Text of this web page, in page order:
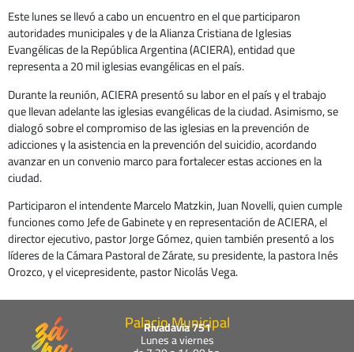
Este lunes se llevó a cabo un encuentro en el que participaron
autoridades municipales y de la Alianza Cristiana de Iglesias
Evangélicas de la República Argentina (ACIERA), entidad que
representa a 20 mil iglesias evangélicas en el país.
Durante la reunión, ACIERA presentó su labor en el país y el trabajo
que llevan adelante las iglesias evangélicas de la ciudad. Asimismo, se
dialogó sobre el compromiso de las iglesias en la prevención de
adicciones y la asistencia en la prevención del suicidio, acordando
avanzar en un convenio marco para fortalecer estas acciones en la
ciudad.
Participaron el intendente Marcelo Matzkin, Juan Novelli, quien cumple
funciones como Jefe de Gabinete y en representación de ACIERA, el
director ejecutivo, pastor Jorge Gómez, quien también presentó a los
líderes de la Cámara Pastoral de Zárate, su presidente, la pastora Inés
Orozco, y el vicepresidente, pastor Nicolás Vega.
Palacio Municipal
Rivadavia 751
Lunes a viernes